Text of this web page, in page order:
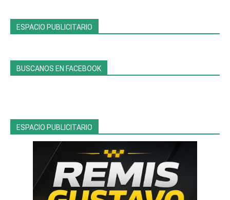
ESPACIO PUBLICITARIO
BUSCANOS EN FACEBOOK
ESPACIO PUBLICITARIO